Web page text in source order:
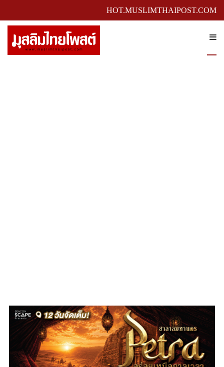
HOT.MUSLIMTHAIPOST.COM